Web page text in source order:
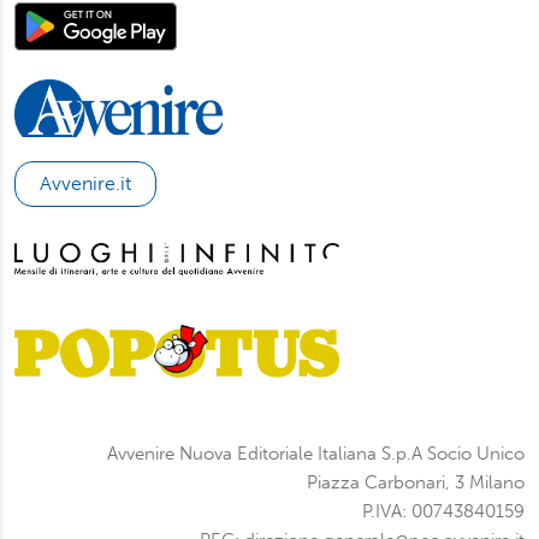
Avvenire.it
Avvenire Nuova Editoriale Italiana S.p.A Socio Unico
Piazza Carbonari, 3 Milano
P.IVA: 00743840159